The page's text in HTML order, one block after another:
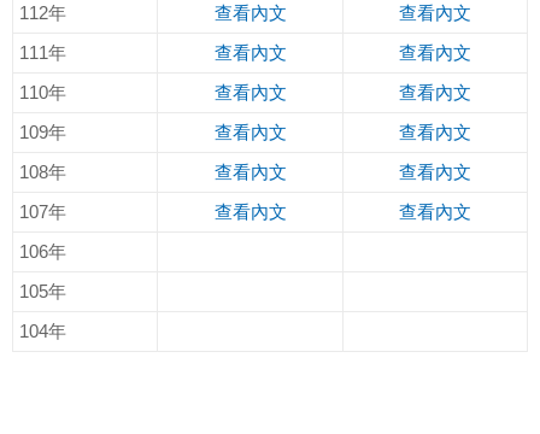
112年 查看內文
查看內文
111年
查看內文
查看內文
110年
查看內文
查看內文
109年
查看內文
查看內文
108年
查看內文
查看內文
107年
查看內文
查看內文
106年
105年
104年